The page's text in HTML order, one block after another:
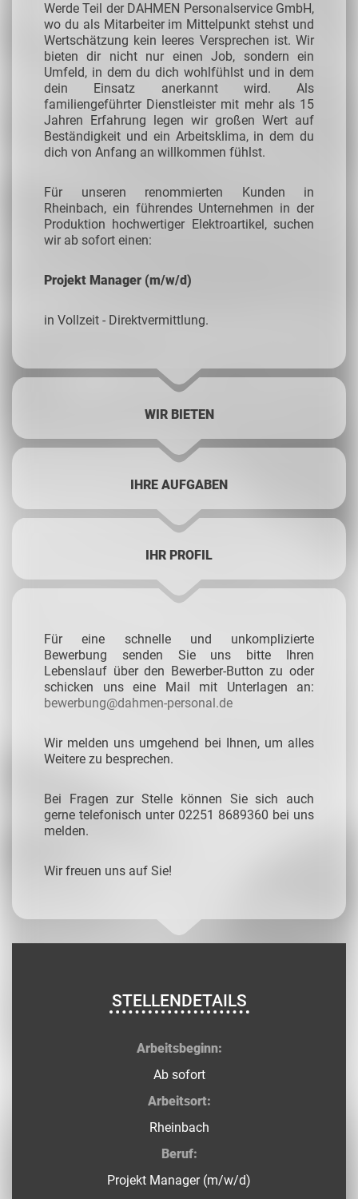
Werde Teil der DAHMEN Personalservice GmbH,
wo du als Mitarbeiter im Mittelpunkt stehst und
Wertschätzung kein leeres Versprechen ist. Wir
bieten dir nicht nur einen Job, sondern ein
Umfeld, in dem du dich wohlfühlst und in dem
dein Einsatz anerkannt wird. Als
familiengeführter Dienstleister mit mehr als 15
Jahren Erfahrung legen wir großen Wert auf
Beständigkeit und ein Arbeitsklima, in dem du
dich von Anfang an willkommen fühlst.
Für unseren renommierten Kunden in
Rheinbach, ein führendes Unternehmen in der
Produktion hochwertiger Elektroartikel, suchen
wir ab sofort einen:
Projekt Manager (m/w/d)
in Vollzeit - Direktvermittlung.
WIR BIETEN
IHRE AUFGABEN
IHR PROFIL
Für eine schnelle und unkomplizierte
Bewerbung senden Sie uns bitte Ihren
Lebenslauf über den Bewerber-Button zu oder
schicken uns eine Mail mit Unterlagen an:
bewerbung@dahmen-personal.de
Wir melden uns umgehend bei Ihnen, um alles
Weitere zu besprechen.
Bei Fragen zur Stelle können Sie sich auch
gerne telefonisch unter 02251 8689360 bei uns
melden.
Wir freuen uns auf Sie!
STELLENDETAILS
Arbeitsbeginn:
Ab sofort
Arbeitsort:
Rheinbach
Beruf:
Projekt Manager (m/w/d)